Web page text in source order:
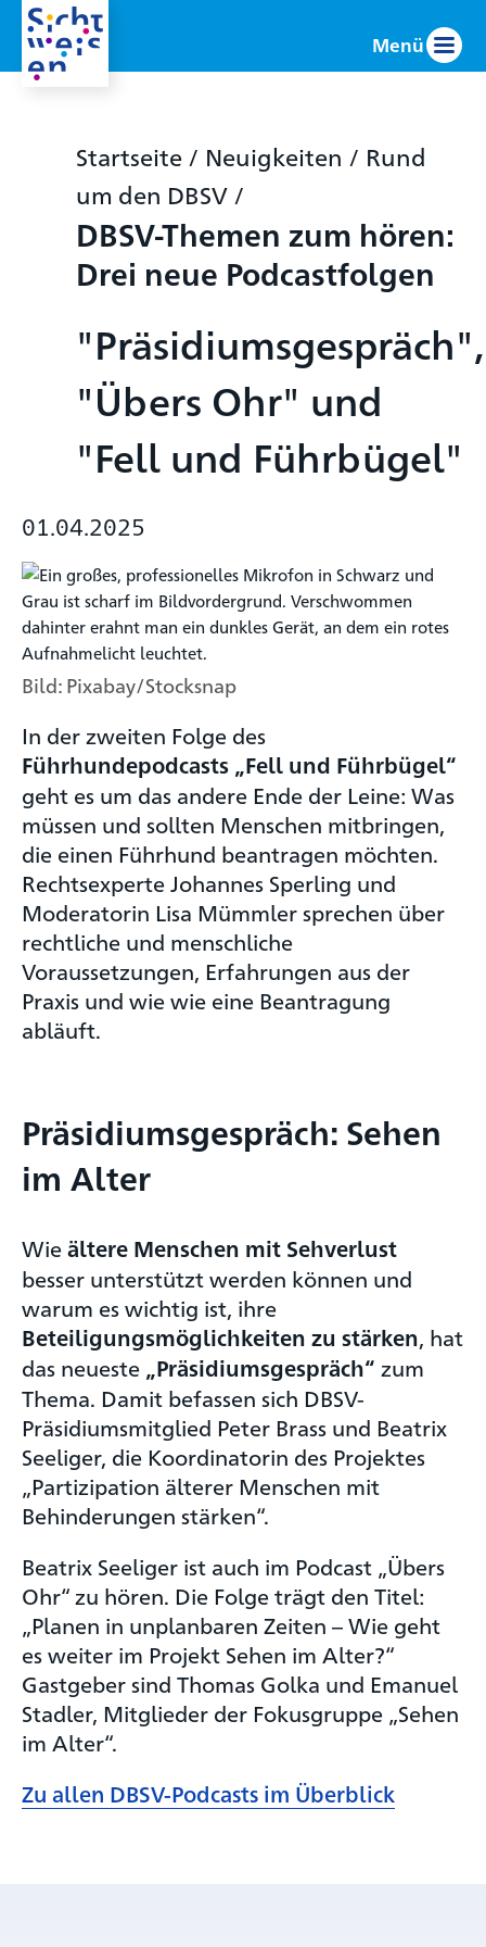
Menü
Startseite / Neuigkeiten / Rund
um den DBSV /
DBSV-Themen zum hören:
Drei neue Podcastfolgen
"Präsidiumsgespräch",
"Übers Ohr" und
"Fell und Führbügel"
01.04.2025
Bild: Pixabay/Stocksnap
In der zweiten Folge des
Führhundepodcasts „Fell und Führbügel“
geht es um das andere Ende der Leine: Was
müssen und sollten Menschen mitbringen,
die einen Führhund beantragen möchten.
Rechtsexperte Johannes Sperling und
Moderatorin Lisa Mümmler sprechen über
rechtliche und menschliche
Voraussetzungen, Erfahrungen aus der
Praxis und wie wie eine Beantragung
abläuft.
Präsidiumsgespräch: Sehen
im Alter
Wieältere Menschen mit Sehverlust
besser unterstützt werden können und
warum es wichtig ist, ihre
Beteiligungsmöglichkeiten zu stärken, hat
das neueste „Präsidiumsgespräch“ zum
Thema. Damit befassen sich DBSV-
Präsidiumsmitglied Peter Brass und Beatrix
Seeliger, die Koordinatorin des Projektes
„Partizipation älterer Menschen mit
Behinderungen stärken“.
Beatrix Seeliger ist auch im Podcast „Übers
Ohr“ zu hören. Die Folge trägt den Titel:
„Planen in unplanbaren Zeiten – Wie geht
es weiter im Projekt Sehen im Alter?“
Gastgeber sind Thomas Golka und Emanuel
Stadler, Mitglieder der Fokusgruppe „Sehen
im Alter“.
Zu allen DBSV-Podcasts im Überblick